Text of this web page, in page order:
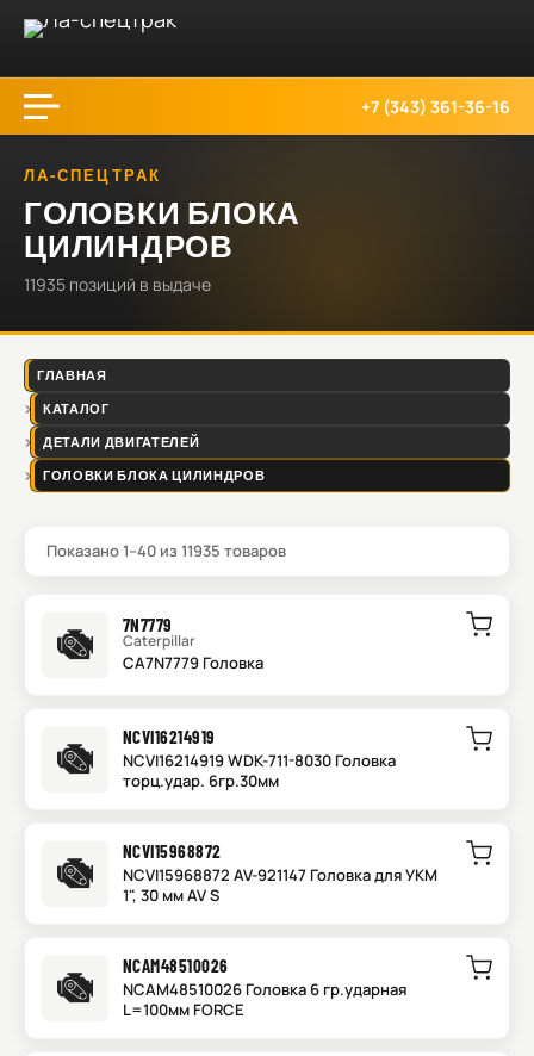
+7 (343) 361-36-16
ЛА-СПЕЦТРАК
ГОЛОВКИ БЛОКА
ЦИЛИНДРОВ
11935 позиций в выдаче
ГЛАВНАЯ
КАТАЛОГ
ДЕТАЛИ ДВИГАТЕЛЕЙ
ГОЛОВКИ БЛОКА ЦИЛИНДРОВ
Показано1–40 из 11935 товаров
7N7779
Caterpillar
CA7N7779 Головка
NCVI16214919
NCVI16214919 WDK-711-8030 Головка
торц.удар. 6гр.30мм
NCVI15968872
NCVI15968872 AV-921147 Головка для УКМ
1", 30 мм AV S
NCAM48510026
NCAM48510026 Головка 6 гр.ударная
L=100мм FORCE